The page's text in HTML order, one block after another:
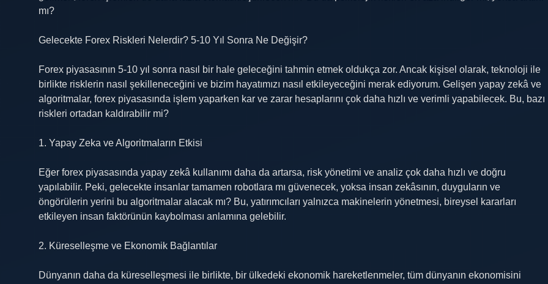
mı?
Gelecekte Forex Riskleri Nelerdir? 5-10 Yıl Sonra Ne Değişir?
Forex piyasasının 5-10 yıl sonra nasıl bir hale geleceğini tahmin etmek oldukça zor. Ancak kişisel olarak, teknoloji ile
birlikte risklerin nasıl şekilleneceğini ve bizim hayatımızı nasıl etkileyeceğini merak ediyorum. Gelişen yapay zekâ ve
algoritmalar, forex piyasasında işlem yaparken kar ve zarar hesaplarını çok daha hızlı ve verimli yapabilecek. Bu, bazı
riskleri ortadan kaldırabilir mi?
1. Yapay Zeka ve Algoritmaların Etkisi
Eğer forex piyasasında yapay zekâ kullanımı daha da artarsa, risk yönetimi ve analiz çok daha hızlı ve doğru
yapılabilir. Peki, gelecekte insanlar tamamen robotlara mı güvenecek, yoksa insan zekâsının, duyguların ve
öngörülerin yerini bu algoritmalar alacak mı? Bu, yatırımcıları yalnızca makinelerin yönetmesi, bireysel kararları
etkileyen insan faktörünün kaybolması anlamına gelebilir.
2. Küreselleşme ve Ekonomik Bağlantılar
Dünyanın daha da küreselleşmesi ile birlikte, bir ülkedeki ekonomik hareketlenmeler, tüm dünyanın ekonomisini